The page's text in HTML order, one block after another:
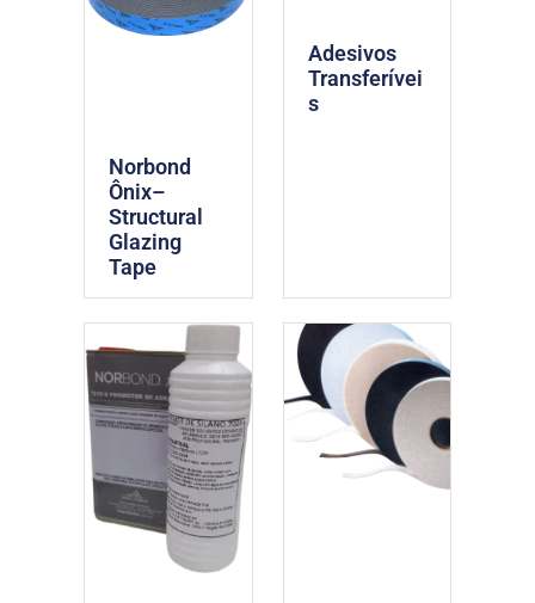
Norbond
Ônix–
Structural
Glazing
Tape
Adesivos
Transferívei
s